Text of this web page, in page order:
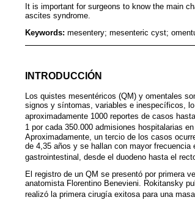
It is important for surgeons to know the main
ascites syndrome.
Keywords: mesentery; mesenteric cyst;
INTRODUCCIÓN
Los quistes mesentéricos (QM) y omentales
signos y síntomas, variables e inespecíficos,
aproximadamente 1000 reportes de casos
1 por cada 350.000 admisiones hospitalarias
Aproximadamente, un tercio de los casos
de 4,35 años y se hallan con mayor
gastrointestinal, desde el duodeno hasta el
El registro de un QM se presentó por primera
anatomista Florentino Benevieni. Rokitansky
realizó la primera cirugía exitosa para una